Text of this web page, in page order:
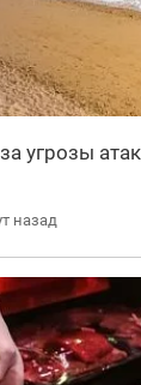
угрозы
назад